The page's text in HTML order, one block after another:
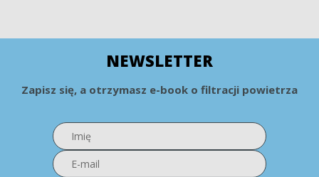
NEWSLETTER
Zapisz się, a otrzymasz e-book o filtracji powietrza